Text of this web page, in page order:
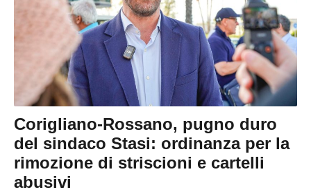
Corigliano-Rossano, pugno duro
del sindaco Stasi: ordinanza per la
rimozione di striscioni e cartelli
abusivi